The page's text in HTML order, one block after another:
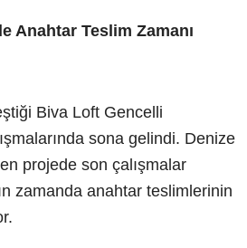
Anahtar Teslim Zamanı
Biva Loft Gencelli
sona gelindi. Denize
projede son çalışmalar
zamanda anahtar teslimlerinin